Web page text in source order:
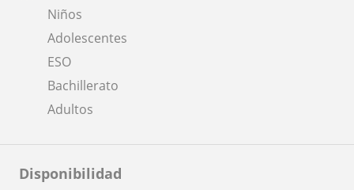
Niños
Adolescentes
ESO
Bachillerato
Adultos
Disponibilidad